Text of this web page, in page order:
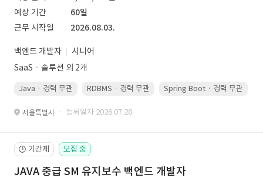
예상 기간
60일
근무 시작일
2026.08.03.
백엔드 개발자
시니어
SaaSㆍ솔루션 외 2개
Java · 경력 무관 RDBMS · 경력 무관 Spring Boot · 경력 무관
서울특별시 · 등록일자 2026.07.28.
🕒 기간제 모집 중
JAVA 중급 SM 유지보수 백엔드 개발자